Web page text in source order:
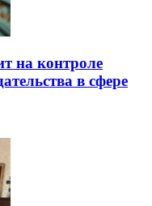
на контроле
в сфере